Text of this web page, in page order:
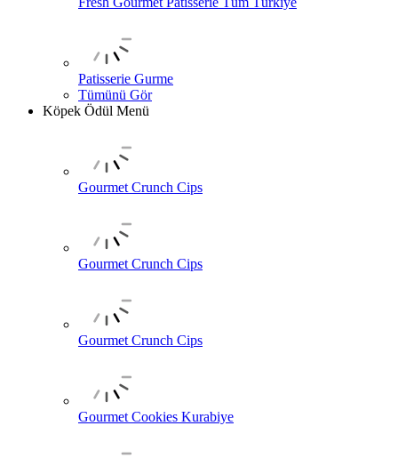
Patisserie Gurme
Tümünü Gör
Köpek Ödül Menü
Gourmet Crunch Cips
Gourmet Crunch Cips
Gourmet Crunch Cips
Gourmet Cookies Kurabiye